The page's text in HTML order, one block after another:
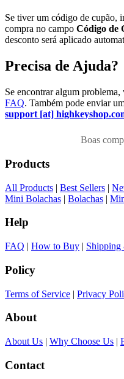
Se tiver um código de cupão,
compra no campo Código de
desconto será aplicado
Precisa de Ajuda?
Se encontrar algum problema,
FAQ. Também pode enviar
support [at]
Boas
Products
All Products | Best Sellers |
Mini Bolachas | Bolachas |
Help
FAQ | How to Buy | Shipping
Policy
Terms of Service | Privacy
About
About Us | Why Choose Us |
Contact